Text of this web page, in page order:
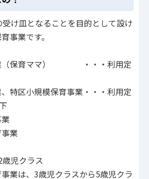
け皿となることを目的として設け
事業です。
業（保育ママ） ・・・利用定
特区小規模保育事業・・・利用定
業
歳児クラス
業は、3歳児クラスから5歳児クラ